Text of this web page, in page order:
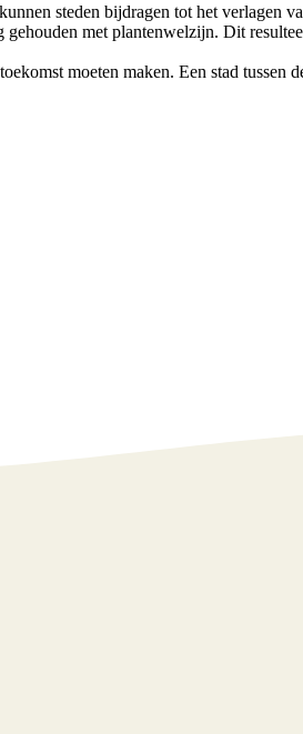
steden bijdragen tot het verlagen
met plantenwelzijn. Dit
moeten maken. Een stad tussen